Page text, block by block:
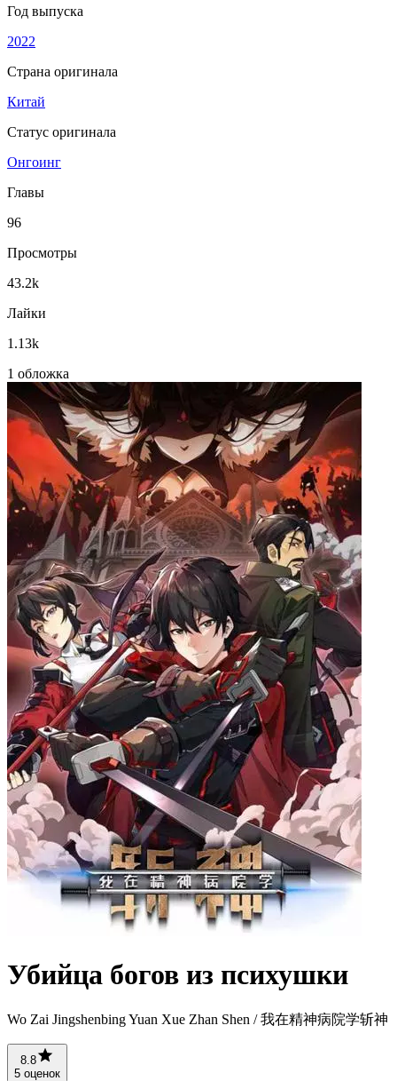
Год выпуска
2022
Страна оригинала
Китай
Статус оригинала
Онгоинг
Главы
96
Просмотры
43.2k
Лайки
1.13k
1 обложка
Убийца богов из психушки
Wo Zai Jingshenbing Yuan Xue Zhan Shen / 我在精神病院学斩神
8.8
5 оценок